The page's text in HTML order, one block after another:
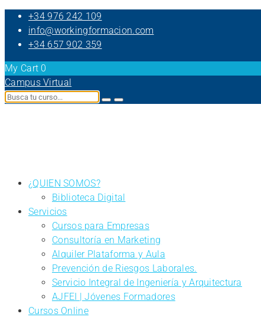
+34 976 242 109
info@workingformacion.com
+34 657 902 359
My Cart 0
Campus Virtual
¿QUIEN SOMOS?
Biblioteca Digital
Servicios
Cursos para Empresas
Consultoría en Marketing
Alquiler Plataforma y Aula
Prevención de Riesgos Laborales.
Servicio Integral de Ingeniería y Arquitectura
AJFEI | Jóvenes Formadores
Cursos Online